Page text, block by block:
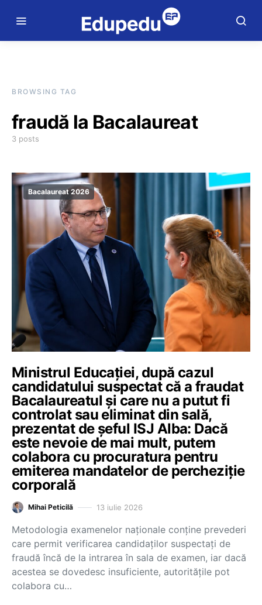
BROWSING TAG
fraudă la Bacalaureat
3 posts
Bacalaureat 2026
Ministrul Educației, după cazul
candidatului suspectat că a fraudat
Bacalaureatul și care nu a putut fi
controlat sau eliminat din sală,
prezentat de șeful ISJ Alba: Dacă
este nevoie de mai mult, putem
colabora cu procuratura pentru
emiterea mandatelor de percheziție
corporală
Mihai Peticilă 13 iulie 2026
Metodologia examenelor naționale conține prevederi
care permit verificarea candidaților suspectați de
fraudă încă de la intrarea în sala de examen, iar dacă
acestea se dovedesc insuficiente, autoritățile pot
colabora cu…